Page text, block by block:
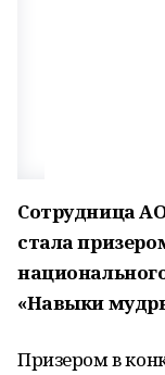
Сотрудница
стала
«Навыки
Призером в